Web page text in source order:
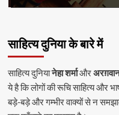
साहित्य दुनिया के बारे में
साहित्य दुनियानेहा शर्माऔरअरग़वान
ये है कि लोगों की रूचि साहित्य और
बड़े-बड़े और गम्भीर वाक्यों से न